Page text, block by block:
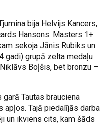
bija Helvijs Kancers,
Hansons. Masters 1+
sekoja Jānis Rubiks un
gadi) grupā zelta medaļu
Boļšis, bet bronzu –
Tautas brauciena
apļos. Tajā piedalījās darba
un ikviens cits, kam šāds